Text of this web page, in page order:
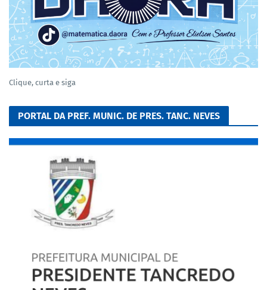
Clique, curta e siga
PORTAL DA PREF. MUNIC. DE PRES. TANC. NEVES